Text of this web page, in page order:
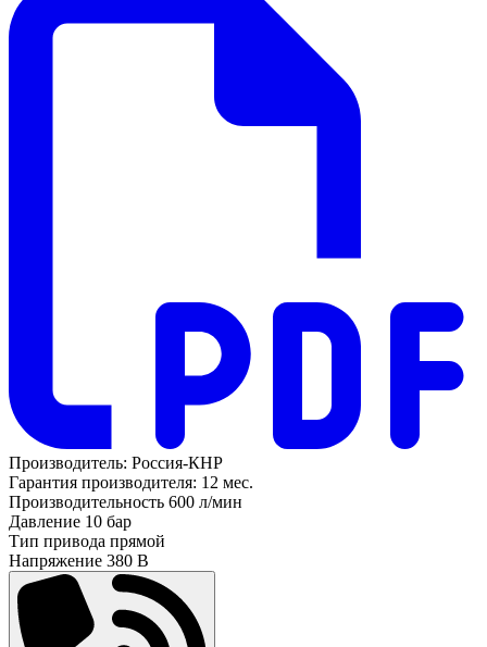
Производитель: Россия-КНР
Гарантия производителя: 12 мес.
Производительность 600 л/мин
Давление 10 бар
Тип привода прямой
Напряжение 380 В